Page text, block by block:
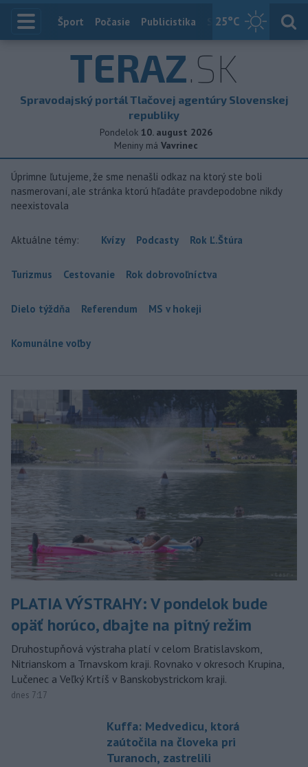
25°C
Index
Šport Počasie Publicistika Slovensko
TERAZ.SK
Spravodajský portál Tlačovej agentúry Slovenskej
republiky
Pondelok 10. august 2026
Meniny má Vavrinec
Úprimne ľutujeme, že sme nenašli odkaz na ktorý ste boli
nasmerovaní, ale stránka ktorú hľadáte pravdepodobne nikdy
neexistovala
Aktuálne témy: Kvízy Podcasty Rok Ľ.Štúra
Turizmus Cestovanie Rok dobrovoľníctva
Dielo týždňa Referendum MS v hokeji
Komunálne voľby
PLATIA VÝSTRAHY: V pondelok bude
opäť horúco, dbajte na pitný režim
Druhostupňová výstraha platí v celom Bratislavskom,
Nitrianskom a Trnavskom kraji. Rovnako v okresoch Krupina,
Lučenec a Veľký Krtíš v Banskobystrickom kraji.
dnes 7:17
Kuffa: Medvedicu, ktorá
zaútočila na človeka pri
Turanoch, zastrelili